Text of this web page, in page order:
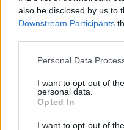
also be disclosed by us to
Downstream Participants
Personal Data
I want to opt-out of
personal data.
Opted In
I want to opt-out of
Žinios | Lietuvos diena
Savaitės vidurys
32 laipsnių šilumos
Žinios | Orai